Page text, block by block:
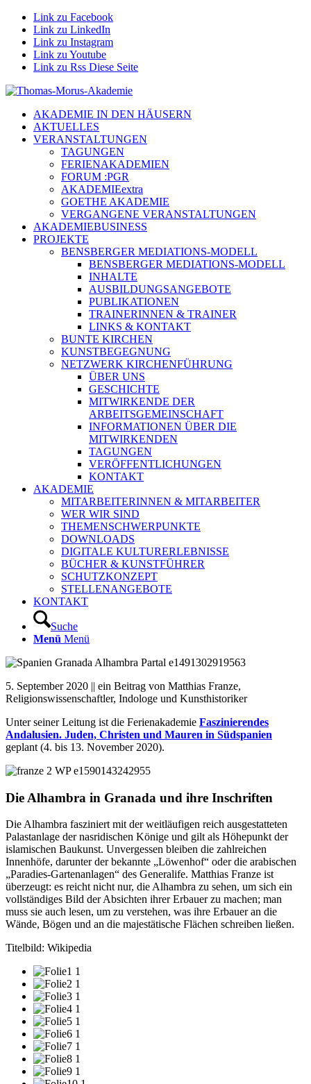
Link zu Facebook
Link zu LinkedIn
Link zu Instagram
Link zu Youtube
Link zu Rss Diese Seite
AKADEMIE IN DEN HÄUSERN
AKTUELLES
VERANSTALTUNGEN
TAGUNGEN
FERIENAKADEMIEN
FORUM :PGR
AKADEMIEextra
GOETHE AKADEMIE
VERGANGENE VERANSTALTUNGEN
AKADEMIEBUSINESS
PROJEKTE
BENSBERGER MEDIATIONS-MODELL
BENSBERGER MEDIATIONS-MODELL
INHALTE
AUSBILDUNGSANGEBOTE
PUBLIKATIONEN
TRAINERINNEN & TRAINER
LINKS & KONTAKT
BUNTE KIRCHEN
KUNSTBEGEGNUNG
NETZWERK KIRCHENFÜHRUNG
ÜBER UNS
GESCHICHTE
MITWIRKENDE DER
ARBEITSGEMEINSCHAFT
INFORMATIONEN ÜBER DIE
MITWIRKENDEN
TAGUNGEN
VERÖFFENTLICHUNGEN
KONTAKT
AKADEMIE
MITARBEITERINNEN & MITARBEITER
WER WIR SIND
THEMENSCHWERPUNKTE
DOWNLOADS
DIGITALE KULTURERLEBNISSE
BÜCHER & KUNSTFÜHRER
SCHUTZKONZEPT
STELLENANGEBOTE
KONTAKT
Suche
Menü Menü
5. September 2020 || ein Beitrag von Matthias Franze,
Religionswissenschaftler, Indologe und Kunsthistoriker
Unter seiner Leitung ist die Ferienakademie Faszinierendes
Andalusien. Juden, Christen und Mauren in Südspanien
geplant (4. bis 13. November 2020).
Die Alhambra in Granada und ihre Inschriften
Die Alhambra fasziniert mit der weitläufigen reich ausgestatteten
Palastanlage der nasridischen Könige und gilt als Höhepunkt der
islamischen Baukunst. Unvergessen bleiben die zahlreichen
Innenhöfe, darunter der bekannte „Löwenhof“ oder die arabischen
„Paradies-Gartenanlagen“ des Generalife. Matthias Franze ist
überzeugt: es reicht nicht nur, die Alhambra zu sehen, um sich ein
vollständiges Bild der Absichten ihrer Erbauer zu machen; man
muss sie auch lesen, um zu verstehen, was ihre Erbauer an die
Wände, Bögen und an die majestätische Flächen schreiben ließen.
Titelbild: Wikipedia